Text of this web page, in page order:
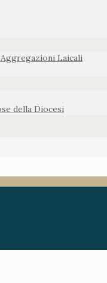
Laicali
della Diocesi